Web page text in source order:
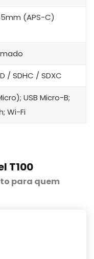
(APS-C)
/ SDHC / SDXC
USB Micro-B;
Wi-Fi
T100
para quem